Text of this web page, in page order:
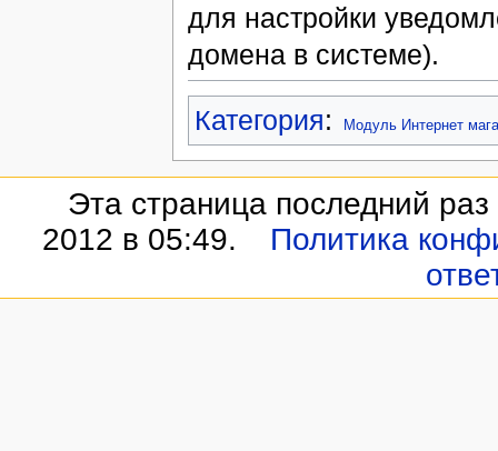
для настройки
домена в системе).
Категория: Модуль Интернет
Эта страница последний
2012 в 05:49.
Политика